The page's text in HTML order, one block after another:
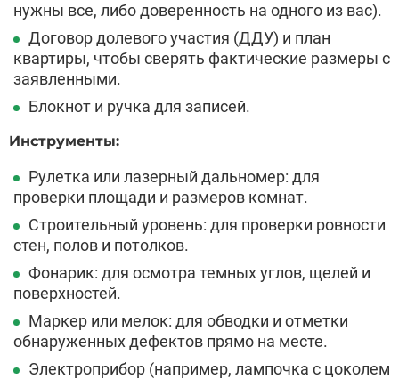
нужны все, либо доверенность на одного из вас).
Договор долевого участия (ДДУ) и план
квартиры, чтобы сверять фактические размеры с
заявленными.
Блокнот и ручка для записей.
Инструменты:
Рулетка или лазерный дальномер: для
проверки площади и размеров комнат.
Строительный уровень: для проверки ровности
стен, полов и потолков.
Фонарик: для осмотра темных углов, щелей и
поверхностей.
Маркер или мелок: для обводки и отметки
обнаруженных дефектов прямо на месте.
Электроприбор (например, лампочка с цоколем